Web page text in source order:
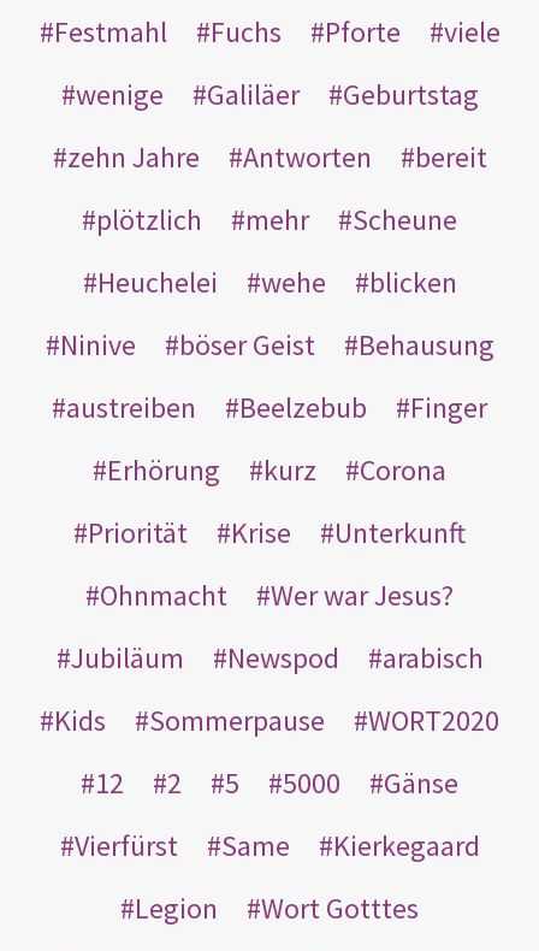
Festmahl Fuchs Pforte
viele
wenige
Galiläer
Geburtstag
zehn Jahre
Antworten
bereit
plötzlich
mehr
Scheune
Heuchelei
wehe
blicken
Ninive
böser Geist
Behausung
austreiben
Beelzebub
Finger
Erhörung
kurz
Corona
Priorität
Krise
Unterkunft
Ohnmacht
Wer war Jesus?
Jubiläum
Newspod
arabisch
Kids
Sommerpause
WORT2020
12
2 5 5000
Gänse
Vierfürst
Same
Kierkegaard
Legion
Wort Gotttes